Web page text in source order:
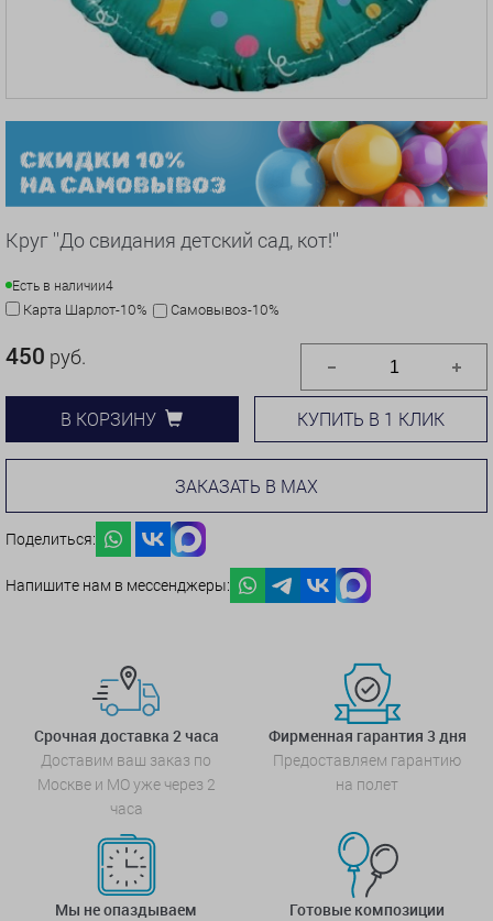
Круг ''До свидания детский сад, кот!''
Есть в наличии4
Карта Шарлот-10% Самовывоз-10%
450 руб.
В КОРЗИНУ КУПИТЬ В 1 КЛИК
ЗАКАЗАТЬ В MAX
Поделиться:
Напишите нам в мессенджеры:
Срочная доставка 2 часа
Доставим ваш заказ по
Москве и МО уже через 2
часа
Фирменная гарантия 3 дня
Предоставляем гарантию
на полет
Мы не опаздываем
Готовые композиции